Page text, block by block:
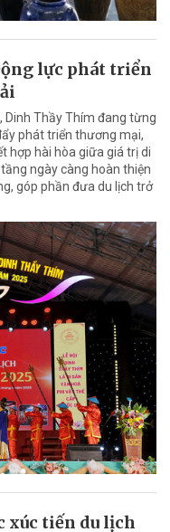
lực phát triển
Dinh Thầy Thím đang từng
phát triển thương mại,
hợp hài hòa giữa giá trị di
ngày càng hoàn thiện
góp phần đưa du lịch trở
xúc tiến du lịch